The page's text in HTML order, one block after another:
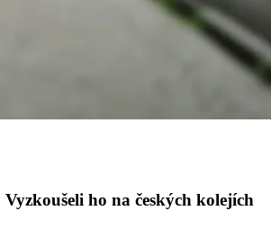
ho na českých kolejích